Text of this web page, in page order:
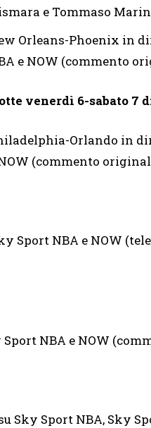
e Tommaso
Orleans-Phoenix in
e NOW (commento
venerdì 6-sabato 7
Orlando in
(commento
Sport NBA e NOW
NBA e NOW
Sport NBA, Sky